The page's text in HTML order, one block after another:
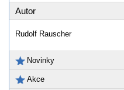
Autor
Rudolf Rauscher
Novinky
Akce